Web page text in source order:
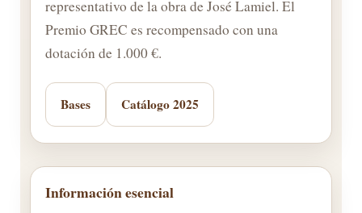
representativo de la obra de José Lamiel. El
Premio GREC es recompensado con una
dotación de 1.000 €.
Bases Catálogo 2025
Información esencial